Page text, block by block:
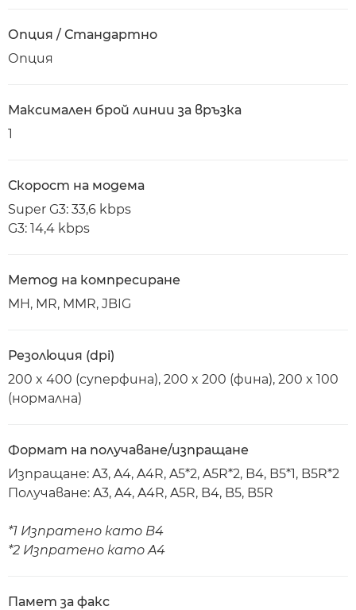
Опция / Стандартно
Опция
Максимален брой линии за връзка
1
Скорост на модема
Super G3: 33,6 kbps
G3: 14,4 kbps
Метод на компресиране
MH, MR, MMR, JBIG
Резолюция (dpi)
200 x 400 (суперфина), 200 x 200 (фина), 200 x 100
(нормална)
Формат на получаване/изпращане
Изпращане: A3, A4, A4R, A5*2, A5R*2, B4, B5*1, B5R*2
Получаване: A3, A4, A4R, A5R, B4, B5, B5R
*1 Изпратено като B4
*2 Изпратено като A4
Памет за факс